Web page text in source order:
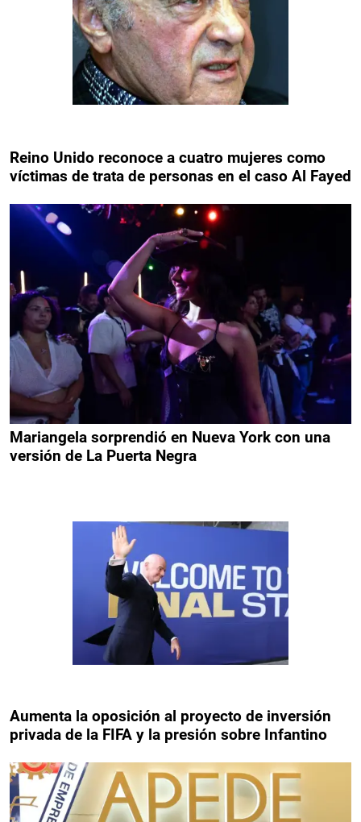
Reino Unido reconoce a cuatro mujeres como
víctimas de trata de personas en el caso Al Fayed
Mariangela sorprendió en Nueva York con una
versión de La Puerta Negra
Aumenta la oposición al proyecto de inversión
privada de la FIFA y la presión sobre Infantino